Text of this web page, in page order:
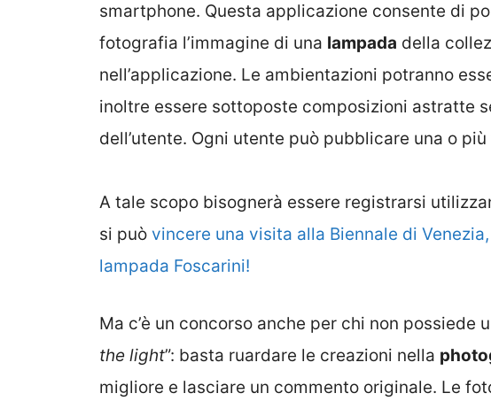
smartphone. Questa applicazione consente di
fotografia l’immagine di una lampada della
nell’applicazione. Le ambientazioni potranno
inoltre essere sottoposte composizioni astratte
dell’utente. Ogni utente può pubblicare una o
A tale scopo bisognerà essere registrarsi
si può vincere una visita alla Biennale di
lampada Foscarini!
Ma c’è un concorso anche per chi non possiede
the light”: basta ruardare le creazioni nella
migliore e lasciare un commento originale. Le